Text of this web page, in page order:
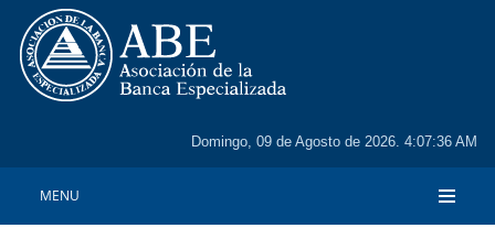
Domingo, 09 de Agosto de 2026. 4:07:36 AM
MENU